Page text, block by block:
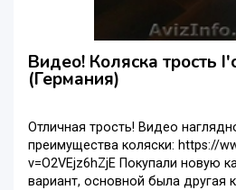
Видео! Коляска трость
(Германия)
Отличная трость! Видео
преимущества коляски: https://
v=O2VEjz6hZjE Покупали новую
вариант, основной была другая